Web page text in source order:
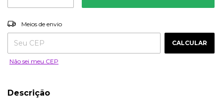
Entregas para o CEP:
Meios de envio
CALCULAR
Não sei meu CEP
Descrição